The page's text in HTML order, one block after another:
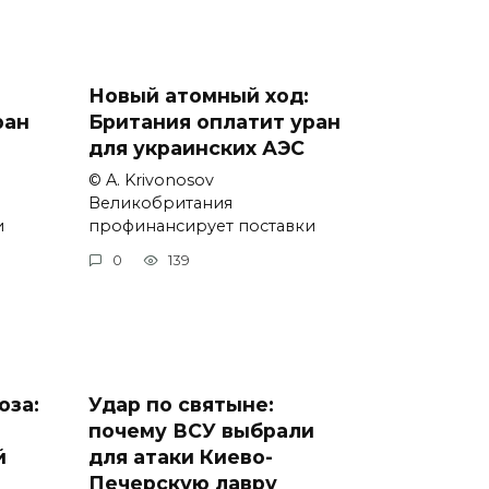
Новый атомный ход:
Британия оплатит уран
для украинских АЭС
© A. Krivonosov
Великобритания
профинансирует поставки
0 139
Удар по святыне:
почему ВСУ выбрали
для атаки Киево-
Печерскую лавру